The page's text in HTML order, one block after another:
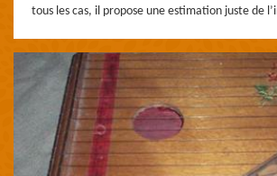
tous les cas, il propose une estimation juste de